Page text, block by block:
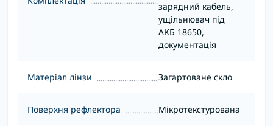
зарядний кабель,
ущільнювач під
АКБ 18650,
документація
Матеріал лінзи Загартоване скло
Поверхня рефлектора Мікротекстурована